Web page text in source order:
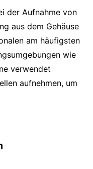
der Aufnahme von
aus dem Gehäuse
am häufigsten
wie
verwendet
aufnehmen, um